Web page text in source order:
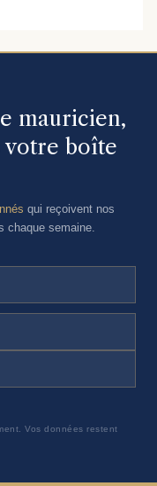
mauricien,
votre boîte
qui reçoivent nos
chaque semaine.
Vos données restent